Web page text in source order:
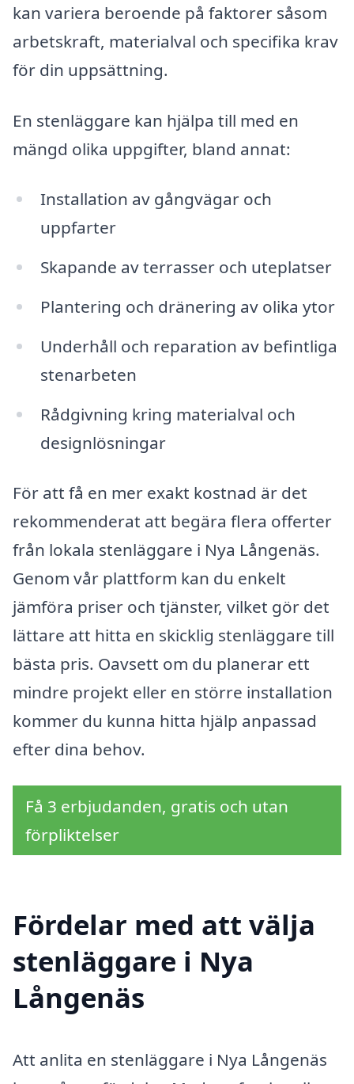
kan variera beroende på faktorer såsom
arbetskraft, materialval och specifika krav
för din uppsättning.
En stenläggare kan hjälpa till med en
mängd olika uppgifter, bland annat:
Installation av gångvägar och
uppfarter
Skapande av terrasser och uteplatser
Plantering och dränering av olika ytor
Underhåll och reparation av befintliga
stenarbeten
Rådgivning kring materialval och
designlösningar
För att få en mer exakt kostnad är det
rekommenderat att begära flera offerter
från lokala stenläggare i Nya Långenäs.
Genom vår plattform kan du enkelt
jämföra priser och tjänster, vilket gör det
lättare att hitta en skicklig stenläggare till
bästa pris. Oavsett om du planerar ett
mindre projekt eller en större installation
kommer du kunna hitta hjälp anpassad
efter dina behov.
Få 3 erbjudanden, gratis och utan
förpliktelser
Fördelar med att välja
stenläggare i Nya
Långenäs
Att anlita en stenläggare i Nya Långenäs